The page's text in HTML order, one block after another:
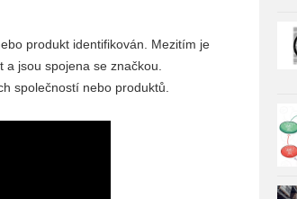
produkt identifikován. Mezitím je
jsou spojena se značkou.
společností nebo produktů.